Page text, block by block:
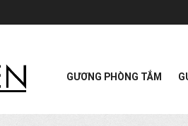
GƯƠNG PHÒNG TẮM